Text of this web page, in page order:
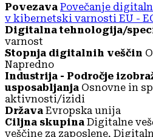
Povezava Povečanje
v kibernetski varnosti EU -
Digitalna tehnologija/
varnost
Stopnja digitalnih veščin
Napredno
Industrija - Področje
usposabljanja Osnovne in
aktivnosti/izidi
Država Evropska unija
Ciljna skupina Digitalne
veščine za zaposlene,